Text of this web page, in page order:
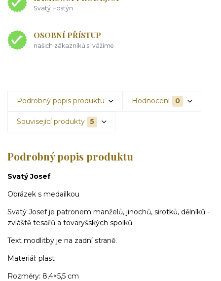
Svatý Hostýn
OSOBNÍ PŘÍSTUP
našich zákazníků si vážíme
Podrobný popis produktu Hodnocení 0
Související produkty 5
Podrobný popis produktu
Svatý Josef
Obrázek s medailkou
Svatý Josef je patronem manželů, jinochů, sirotků, dělníků -
zvláště tesařů a tovaryšských spolků.
Text modlitby je na zadní straně.
Materiál: plast
Rozměry: 8,4×5,5 cm